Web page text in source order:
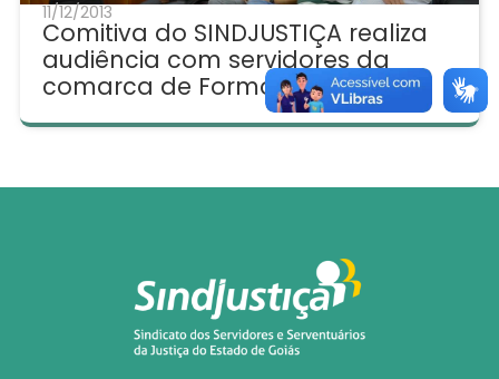
11/12/2013
Comitiva do SINDJUSTIÇA realiza
audiência com servidores da
comarca de Formosa